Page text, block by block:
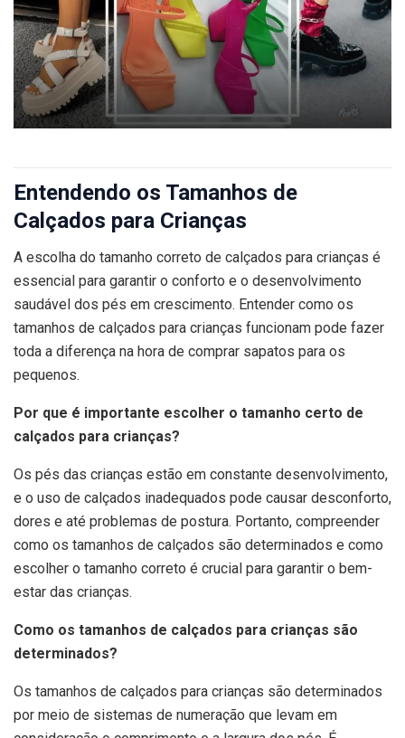
Entendendo os Tamanhos de
Calçados para Crianças
A escolha do tamanho correto de calçados para crianças é
essencial para garantir o conforto e o desenvolvimento
saudável dos pés em crescimento. Entender como os
tamanhos de calçados para crianças funcionam pode fazer
toda a diferença na hora de comprar sapatos para os
pequenos.
Por que é importante escolher o tamanho certo de
calçados para crianças?
Os pés das crianças estão em constante desenvolvimento,
e o uso de calçados inadequados pode causar desconforto,
dores e até problemas de postura. Portanto, compreender
como os tamanhos de calçados são determinados e como
escolher o tamanho correto é crucial para garantir o bem-
estar das crianças.
Como os tamanhos de calçados para crianças são
determinados?
Os tamanhos de calçados para crianças são determinados
por meio de sistemas de numeração que levam em